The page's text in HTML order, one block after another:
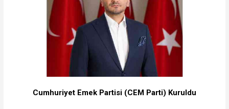
Cumhuriyet Emek Partisi (CEM Parti) Kuruldu